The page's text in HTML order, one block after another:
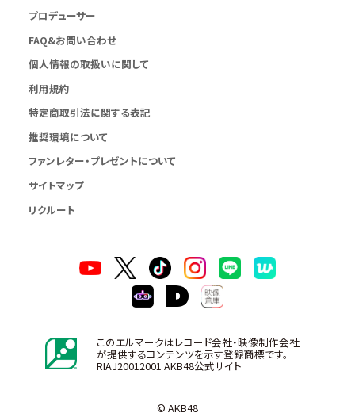
プロデューサー
FAQ&お問い合わせ
個人情報の取扱いに関して
利用規約
特定商取引法に関する表記
推奨環境について
ファンレター・プレゼントについて
サイトマップ
リクルート
このエルマークはレコード会社・映像制作会社
が提供するコンテンツを示す登録商標です。
RIAJ20012001 AKB48公式サイト
© AKB48